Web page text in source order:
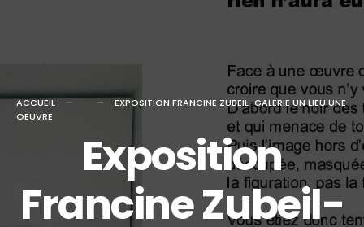
ACCUEIL
EXPOSITION FRANCINE ZUBEIL-GALERIE UN LIEU UNE
OEUVRE
Exposition
Francine Zubeil-